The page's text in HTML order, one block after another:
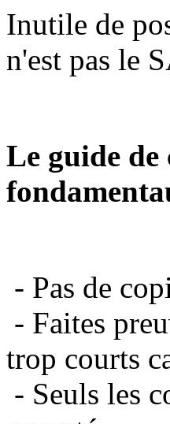
Inutile de
n'est pas le
Le guide de
- Pas de
- Faites
trop courts
- Seuls les